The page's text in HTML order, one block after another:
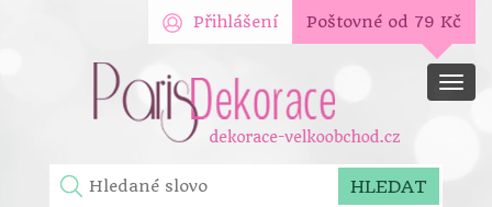
Přihlášení Poštovné od 79 Kč
HLEDAT